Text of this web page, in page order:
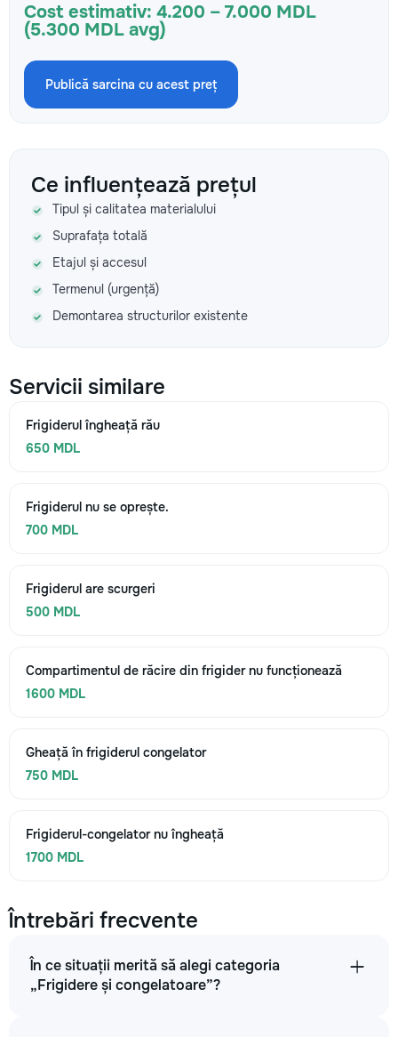
Cost estimativ: 4.200 – 7.000 MDL
(5.300 MDL avg)
Publică sarcina cu acest preț
Ce influențează prețul
Tipul și calitatea materialului
Suprafața totală
Etajul și accesul
Termenul (urgență)
Demontarea structurilor existente
Servicii similare
Frigiderul îngheață rău
650 MDL
Frigiderul nu se oprește.
700 MDL
Frigiderul are scurgeri
500 MDL
Compartimentul de răcire din frigider nu funcționează
1600 MDL
Gheață în frigiderul congelator
750 MDL
Frigiderul-congelator nu îngheață
1700 MDL
Întrebări frecvente
În ce situații merită să alegi categoria
„Frigidere și congelatoare”?